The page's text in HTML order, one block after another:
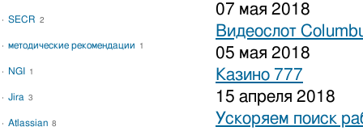
07 мая 2018
Видеослот
05 мая 2018
Казино 777
15 апреля 2018
Ускоряем поиск
SECR 2
методические рекомендации 1
NGI 1
Jira 3
Atlassian 8